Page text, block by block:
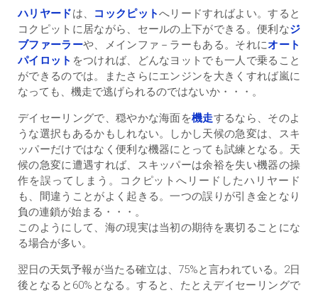
ハリヤードは、 コックピットへリードすればよい。すると
コクピットに居ながら、セールの上下ができる。便利なジ
ブファーラーや、メインファ－ラーもある。それにオート
パイロット をつければ、どんなヨットでも一人で乗ること
ができるのでは。またさらにエンジンを大きくすれば嵐に
なっても、機走で逃げられるのではないか・・・。
デイセーリングで、穏やかな海面を機走するなら、そのよ
うな選択もあるかもしれない。しかし天候の急変は、スキ
ッパーだけではなく便利な機器にとっても試練となる。天
候の急変に遭遇すれば、スキッパーは余裕を失い機器の操
作を誤ってしまう。コクピットへリードしたハリヤード
も、間違うことがよく起きる。一つの誤りが引き金となり
負の連鎖が始まる・・・。
このようにして、海の現実は当初の期待を裏切ることにな
る場合が多い。
翌日の天気予報が当たる確立は、75%と言われている。2日
後となると60%となる。すると、たとえデイセーリングで